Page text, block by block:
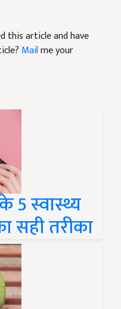
this article and have
Mailme your
5 स्वास्थ्य
सही तरीका